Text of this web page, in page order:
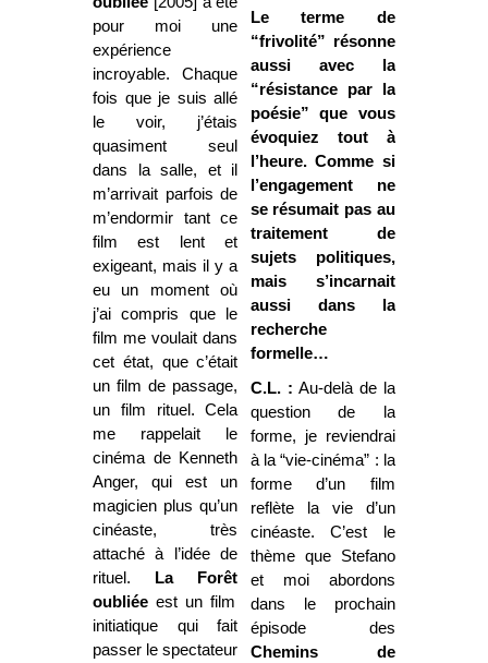
pour moi une
expérience
incroyable. Chaque
fois que je suis allé
le voir, j’étais
quasiment seul
dans la salle, et il
m’arrivait parfois de
m’endormir tant ce
film est lent et
exigeant, mais il y a
eu un moment où
j’ai compris que le
film me voulait dans
cet état, que c’était
un film de passage,
un film rituel. Cela
me rappelait le
cinéma de Kenneth
Anger, qui est un
magicien plus qu’un
cinéaste, très
attaché à l’idée de
rituel. La Forêt
oubliée est un film
initiatique qui fait
passer le spectateur
Le terme de
“frivolité” résonne
aussi avec la
“résistance par la
poésie” que vous
évoquiez tout à
l’heure. Comme si
l’engagement ne
se résumait pas au
traitement de
sujets politiques,
mais s’incarnait
aussi dans la
recherche
formelle…
C.L. : Au-delà de la
question de la
forme, je reviendrai
à la “vie-cinéma” : la
forme d’un film
reflète la vie d’un
cinéaste. C’est le
thème que Stefano
et moi abordons
dans le prochain
épisode des
Chemins de